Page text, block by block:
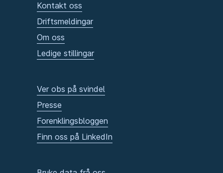
Kontakt oss
Driftsmeldingar
Om oss
Ledige stillingar
Ver obs på svindel
Presse
Forenklingsbloggen
Finn oss på LinkedIn